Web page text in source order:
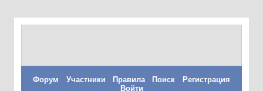
Форум Участники Правила Поиск
Регистрация
Войти